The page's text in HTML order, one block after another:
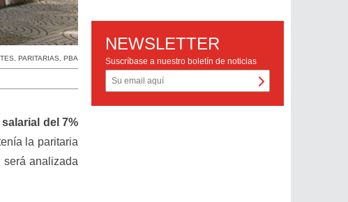
,PARITARIAS ,PBA
del 7%
la paritaria
analizada
NEWSLETTER
Suscríbase a nuestro boletín de noticias